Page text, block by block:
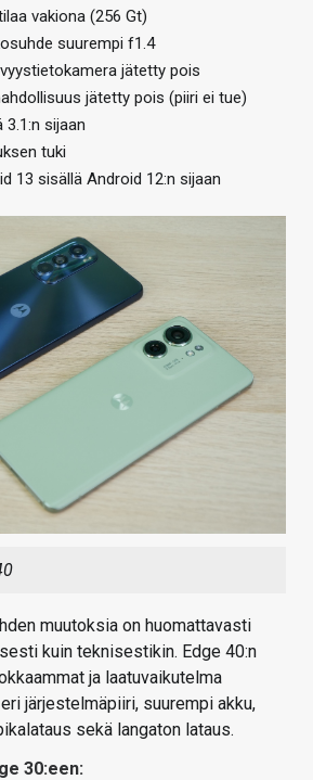
vakiona (256 Gt)
suurempi f1.4
jätetty pois
jätetty pois (piiri ei tue)
3.1:n sijaan
tuki
13 sisällä Android 12:n sijaan
muutoksia on huomattavasti
kuin teknisestikin. Edge 40:n
ja laatuvaikutelma
järjestelmäpiiri, suurempi akku,
sekä langaton lataus.
30:een: